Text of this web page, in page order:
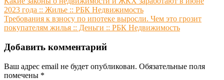
по
записям
2023 года :: Жилье :: РБК Недвижимость
Требования к взносу по ипотеке выросли. Чем это грозит
покупателям жилья :: Деньги :: РБК Недвижимость
Добавить комментарий
Ваш адрес email не будет опубликован. Обязательные поля
помечены *